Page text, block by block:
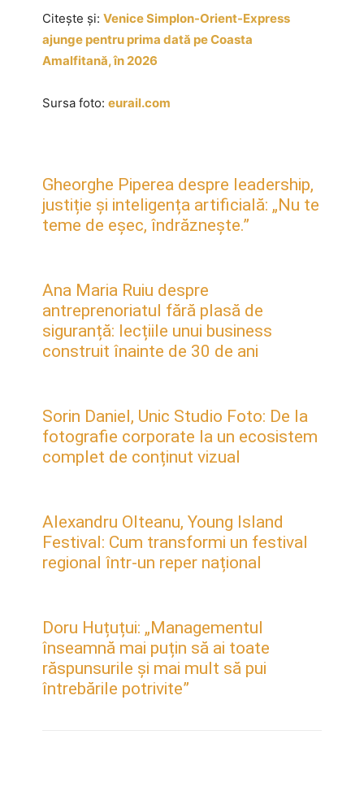
Citește și: Venice Simplon-Orient-Express
ajunge pentru prima dată pe Coasta
Amalfitană, în 2026
Sursa foto: eurail.com
Gheorghe Piperea despre leadership,
justiție și inteligența artificială: „Nu te
teme de eșec, îndrăznește.”
Ana Maria Ruiu despre
antreprenoriatul fără plasă de
siguranță: lecțiile unui business
construit înainte de 30 de ani
Sorin Daniel, Unic Studio Foto: De la
fotografie corporate la un ecosistem
complet de conținut vizual
Alexandru Olteanu, Young Island
Festival: Cum transformi un festival
regional într-un reper național
Doru Huțuțui: „Managementul
înseamnă mai puțin să ai toate
răspunsurile și mai mult să pui
întrebările potrivite”